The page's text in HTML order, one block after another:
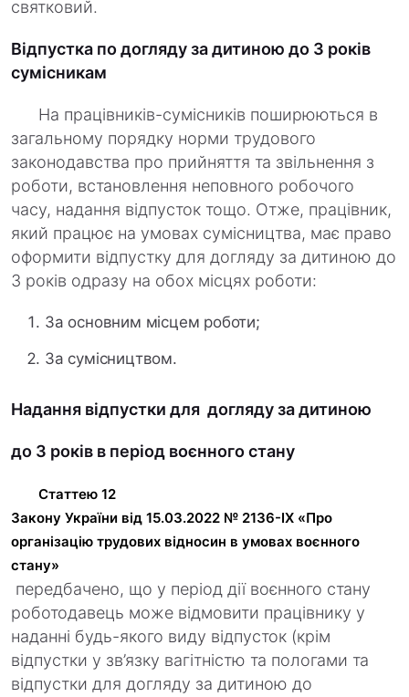
святковий.
Відпустка по догляду за дитиною до 3 років
сумісникам
На працівників-сумісників поширюються в
загальному порядку норми трудового
законодавства про прийняття та звільнення з
роботи, встановлення неповного робочого
часу, надання відпусток тощо. Отже, працівник,
який працює на умовах сумісництва, має право
оформити відпустку для догляду за дитиною до
3 років одразу на обох місцях роботи:
За основним місцем роботи;
За сумісництвом.
Надання відпустки для догляду за дитиною
до 3 років в період воєнного стану
Статтею 12
Закону України від 15.03.2022 № 2136-IX «Про
організацію трудових відносин в умовах воєнного
стану»
передбачено, що у період дії воєнного стану
роботодавець може відмовити працівнику у
наданні будь-якого виду відпусток (крім
відпустки у зв’язку вагітністю та пологами та
відпустки для догляду за дитиною до